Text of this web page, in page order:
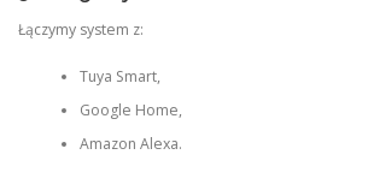
Łączymy system z:
Tuya Smart,
Google Home,
Amazon Alexa.